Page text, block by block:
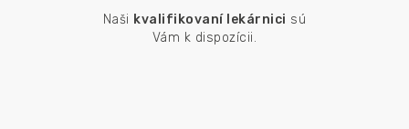
Naši kvalifikovaní lekárnici sú
Vám k dispozícii.